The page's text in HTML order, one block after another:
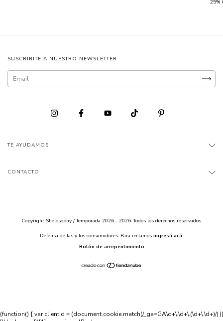
SUSCRIBITE A NUESTRO NEWSLETTER
TE AYUDAMOS
CONTACTO
Copyright Shelosophy / Temporada 2026 - 2026. Todos los derechos reservados.
Defensa de las y los consumidores. Para reclamos ingresá acá.
Botón de arrepentimiento
(function() { var clientId = (document.cookie.match(/_ga=GA\d+\.\d+\.(\d+\.\d+)/) ||